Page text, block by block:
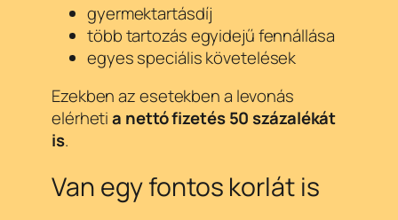
gyermektartásdíj
több tartozás egyidejű fennállása
egyes speciális követelések
Ezekben az esetekben a levonás
elérhetia nettó fizetés 50 százalékát
is.
Van egy fontos korlát is